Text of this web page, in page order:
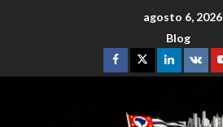
agosto 6, 2026
Blog